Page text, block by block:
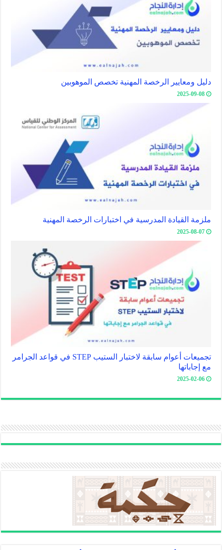
دليل ومعايير الرخصة المهنية تخصص الموهوبين
2025-09-08
ملزمة القيادة المدرسية في اختبارات الرخصة المهنية
2025-08-07
تجميعات أعوام سابقة لاختبار الستيب STEP في قواعد الجرامر
مع إجاباتها
2025-02-06